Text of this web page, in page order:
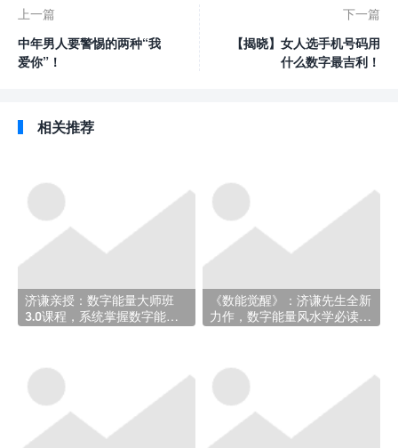
上一篇
中年男人要警惕的两种“我
爱你”！
下一篇
【揭晓】女人选手机号码用
什么数字最吉利！
相关推荐
济谦亲授：数字能量大师班
3.0课程，系统掌握数字能量
《数能觉醒》：济谦先生全新
力作，数字能量风水学必读指